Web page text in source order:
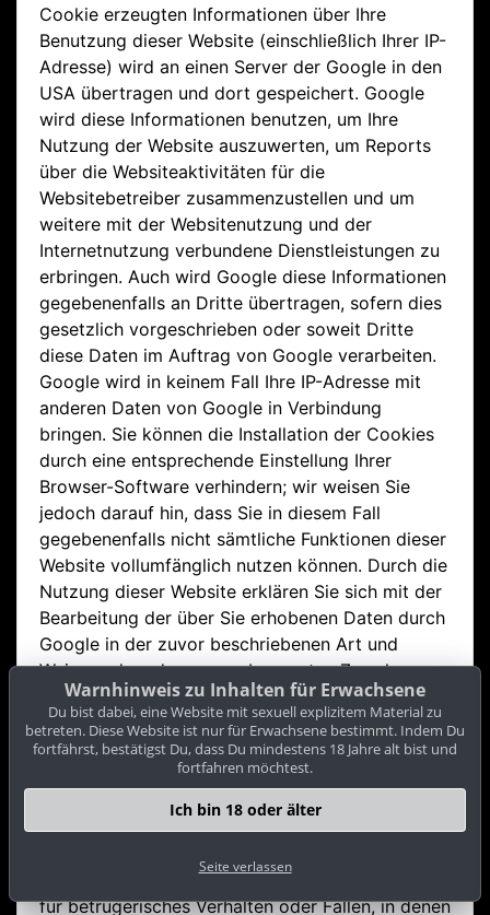
Cookie erzeugten Informationen über Ihre
Benutzung dieser Website (einschließlich Ihrer IP-
Adresse) wird an einen Server der Google in den
USA übertragen und dort gespeichert. Google
wird diese Informationen benutzen, um Ihre
Nutzung der Website auszuwerten, um Reports
über die Websiteaktivitäten für die
Websitebetreiber zusammenzustellen und um
weitere mit der Websitenutzung und der
Internetnutzung verbundene Dienstleistungen zu
erbringen. Auch wird Google diese Informationen
gegebenenfalls an Dritte übertragen, sofern dies
gesetzlich vorgeschrieben oder soweit Dritte
diese Daten im Auftrag von Google verarbeiten.
Google wird in keinem Fall Ihre IP-Adresse mit
anderen Daten von Google in Verbindung
bringen. Sie können die Installation der Cookies
durch eine entsprechende Einstellung Ihrer
Browser-Software verhindern; wir weisen Sie
jedoch darauf hin, dass Sie in diesem Fall
gegebenenfalls nicht sämtliche Funktionen dieser
Website vollumfänglich nutzen können. Durch die
Nutzung dieser Website erklären Sie sich mit der
Bearbeitung der über Sie erhobenen Daten durch
Google in der zuvor beschriebenen Art und
Weise und zu dem zuvor benannten Zweck
einverstanden.
Chatsystem
Über das Chatsystem eingegebene Texte werden
für einen Zeitraum von 6 Wochen auf
Speichermedien mit Datenträgerverschlüsselung
Ausnahmefällen wie konkreten Anhaltspunkten
für betrügerisches Verhalten oder Fällen, in denen
Warnhinweis zu Inhalten für Erwachsene
Du bist dabei, eine Website mit sexuell explizitem Material zu
betreten. Diese Website ist nur für Erwachsene bestimmt. Indem Du
fortfährst, bestätigst Du, dass Du mindestens 18 Jahre alt bist und
fortfahren möchtest.
Ich bin 18 oder älter
Seite verlassen